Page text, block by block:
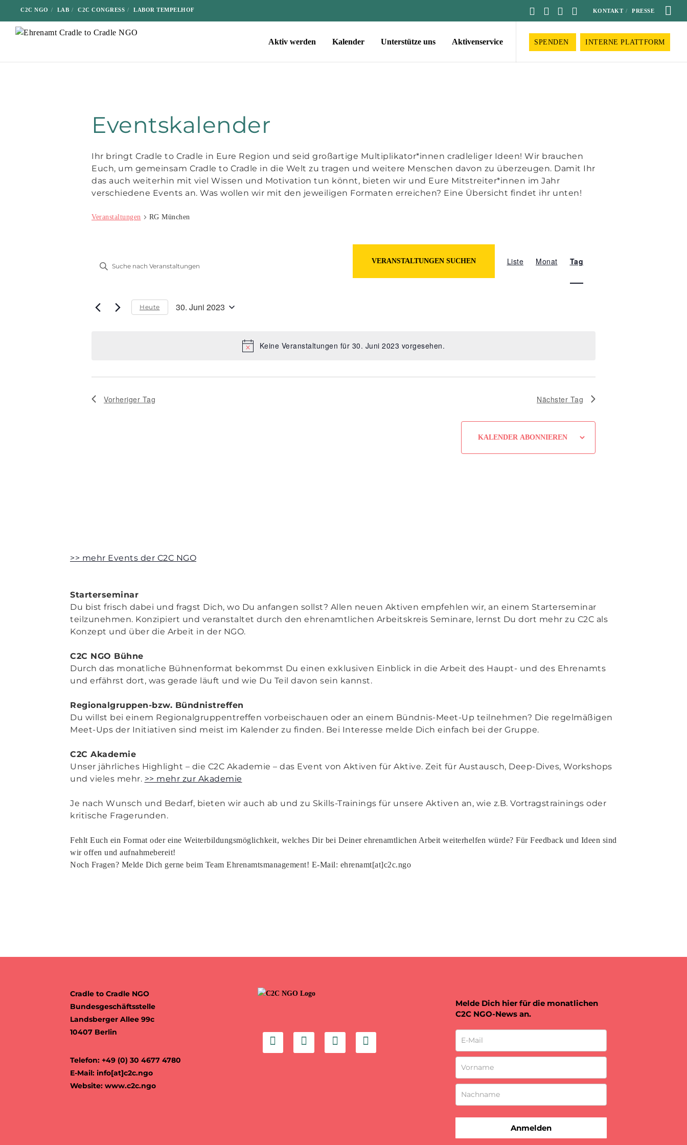
C2C NGO LAB C2C CONGRESS LABOR TEMPELHOF KONTAKT PRESSE
SPENDEN INTERNE PLATTFORM
Aktiv werden Kalender Unterstütze uns Aktivenservice
Eventskalender
Ihr bringt Cradle to Cradle in Eure Region und seid großartige Multiplikator*innen cradleliger Ideen! Wir brauchen
Euch, um gemeinsam Cradle to Cradle in die Welt zu tragen und weitere Menschen davon zu überzeugen. Damit Ihr
das auch weiterhin mit viel Wissen und Motivation tun könnt, bieten wir und Eure Mitstreiter*innen im Jahr
verschiedene Events an. Was wollen wir mit den jeweiligen Formaten erreichen? Eine Übersicht findet ihr unten!
Hinweis
Keine Veranstaltungen für 30. Juni 2023 vorgesehen.
Veranstaltungen RG München
Suche
Ansichten,
Bitte
Schlüsselwort
nach
VERANSTALTUNGEN SUCHEN
Ansichten-
Navigation
Liste Monat Tag
Heute 30. Juni 2023
Vorheriger Tag Nächster Tag
KALENDER ABONNIEREN
>> mehr Events der C2C NGO
Starterseminar
Du bist frisch dabei und fragst Dich, wo Du anfangen sollst? Allen neuen Aktiven empfehlen wir, an einem Starterseminar
teilzunehmen. Konzipiert und veranstaltet durch den ehrenamtlichen Arbeitskreis Seminare, lernst Du dort mehr zu C2C als
Konzept und über die Arbeit in der NGO.
C2C NGO Bühne
Durch das monatliche Bühnenformat bekommst Du einen exklusiven Einblick in die Arbeit des Haupt- und des Ehrenamts
und erfährst dort, was gerade läuft und wie Du Teil davon sein kannst.
Regionalgruppen-bzw. Bündnistreffen
Du willst bei einem Regionalgruppentreffen vorbeischauen oder an einem Bündnis-Meet-Up teilnehmen? Die regelmäßigen
Meet-Ups der Initiativen sind meist im Kalender zu finden. Bei Interesse melde Dich einfach bei der Gruppe.
C2C Akademie
Unser jährliches Highlight – die C2C Akademie – das Event von Aktiven für Aktive. Zeit für Austausch, Deep-Dives, Workshops
und vieles mehr. >> mehr zur Akademie
Je nach Wunsch und Bedarf, bieten wir auch ab und zu Skills-Trainings für unsere Aktiven an, wie z.B. Vortragstrainings oder
kritische Fragerunden.
Fehlt Euch ein Format oder eine Weiterbildungsmöglichkeit, welches Dir bei Deiner ehrenamtlichen Arbeit weiterhelfen würde? Für Feedback und Ideen sind
wir offen und aufnahmebereit!
Noch Fragen? Melde Dich gerne beim Team Ehrenamtsmanagement! E-Mail: ehrenamt[at]c2c.ngo
Cradle to Cradle NGO
Bundesgeschäftsstelle
Landsberger Allee 99c
10407 Berlin
Telefon: +49 (0) 30 4677 4780
E-Mail: info[at]c2c.ngo
Website: www.c2c.ngo
Melde Dich hier für die monatlichen
C2C NGO-News an.
Anmelden